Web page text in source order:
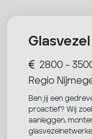
2800 -
Regio
Ben jij een
proactief? Wij
aanleggen,